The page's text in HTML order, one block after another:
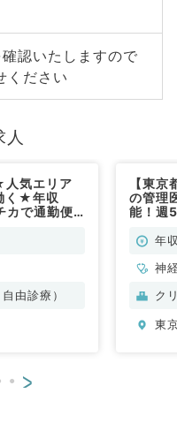
認いたしますので
ください
人気エリア
く★年収
で通勤便
由診療）
【東
の管理
能！週
年
神
ル
脳
ク
東
>